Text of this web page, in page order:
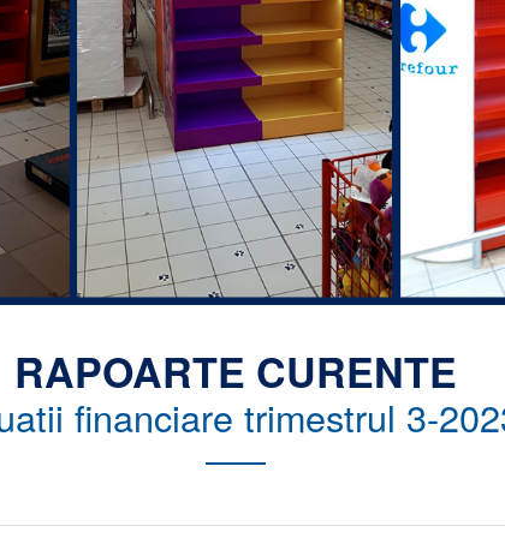
RAPOARTE CURENTE
financiare trimestrul 3-